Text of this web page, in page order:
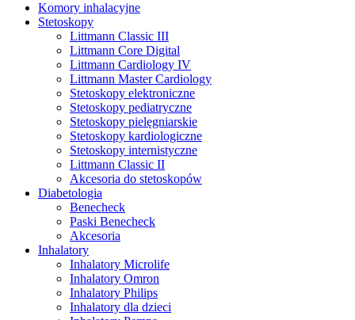
Komory inhalacyjne
Stetoskopy
Littmann Classic III
Littmann Core Digital
Littmann Cardiology IV
Littmann Master Cardiology
Stetoskopy elektroniczne
Stetoskopy pediatryczne
Stetoskopy pielęgniarskie
Stetoskopy kardiologiczne
Stetoskopy internistyczne
Littmann Classic II
Akcesoria do stetoskopów
Diabetologia
Benecheck
Paski Benecheck
Akcesoria
Inhalatory
Inhalatory Microlife
Inhalatory Omron
Inhalatory Philips
Inhalatory dla dzieci